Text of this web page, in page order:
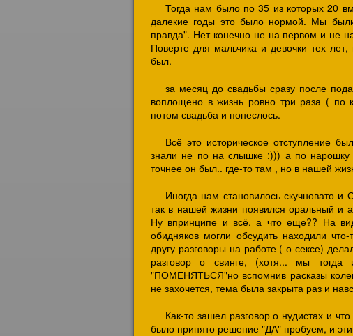
Тогда нам было по 35 из которых 20
далекие годы это было нормой. Мы
правда". Нет конечно не на первом и не
Поверте для мальчика и девочки тех
был.
за месяц до свадьбы сразу после
воплощено в жизнь ровно три раза ( по
потом свадьба и понеслось.
Всё это историческое отступление
знали не по на слышке :))) а по
точнее он был.. где-то там , но в нашей
Иногда нам становилось
так в нашей жизни появился оральный и
Ну впринципе и всё, а что еще?? На
обидняков могли обсудить находили
другу разговоры на работе ( о сексе)
разговор о свинге, (хотя... мы тогда
"ПОМЕНЯТЬСЯ"но вспомнив расказы
не захочется, тема была закрыта раз и
Как-то зашел разговор о нудистах и
было принято решение "ДА" пробуем, и